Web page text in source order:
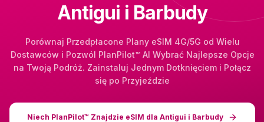
Antigui i Barbudy
Porównaj Przedpłacone Plany eSIM 4G/5G od Wielu
Dostawców i Pozwól PlanPilot™ AI Wybrać Najlepsze Opcje
na Twoją Podróż. Zainstaluj Jednym Dotknięciem i Połącz
się po Przyjeździe
Niech PlanPilot™ Znajdzie eSIM dla Antigui i Barbudy